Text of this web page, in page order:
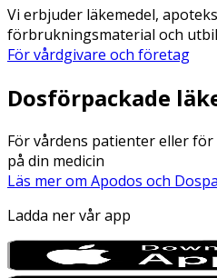
Vi erbjuder läkemedel,
förbrukningsmaterial och
För vårdgivare och företag
Dosförpackade
För vårdens patienter eller
på din medicin
Läs mer om Apodos och
Ladda ner vår app